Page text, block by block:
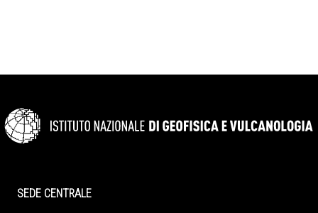
SEDE CENTRALE